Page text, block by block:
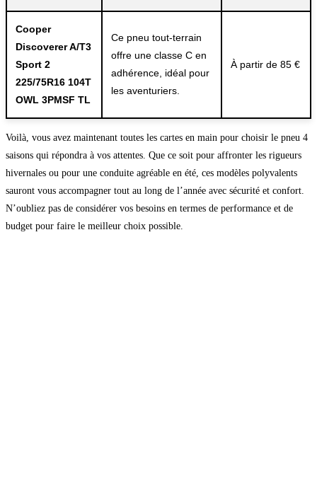
Cooper
Discoverer A/T3
Sport 2
225/75R16 104T
OWL 3PMSF TL
Ce pneu tout-terrain
offre une classe C en
adhérence, idéal pour
les aventuriers.
À partir de 85 €
Voilà, vous avez maintenant toutes les cartes en main pour choisir le pneu 4
saisons qui répondra à vos attentes. Que ce soit pour affronter les rigueurs
hivernales ou pour une conduite agréable en été, ces modèles polyvalents
sauront vous accompagner tout au long de l’année avec sécurité et confort.
N’oubliez pas de considérer vos besoins en termes de performance et de
budget pour faire le meilleur choix possible.